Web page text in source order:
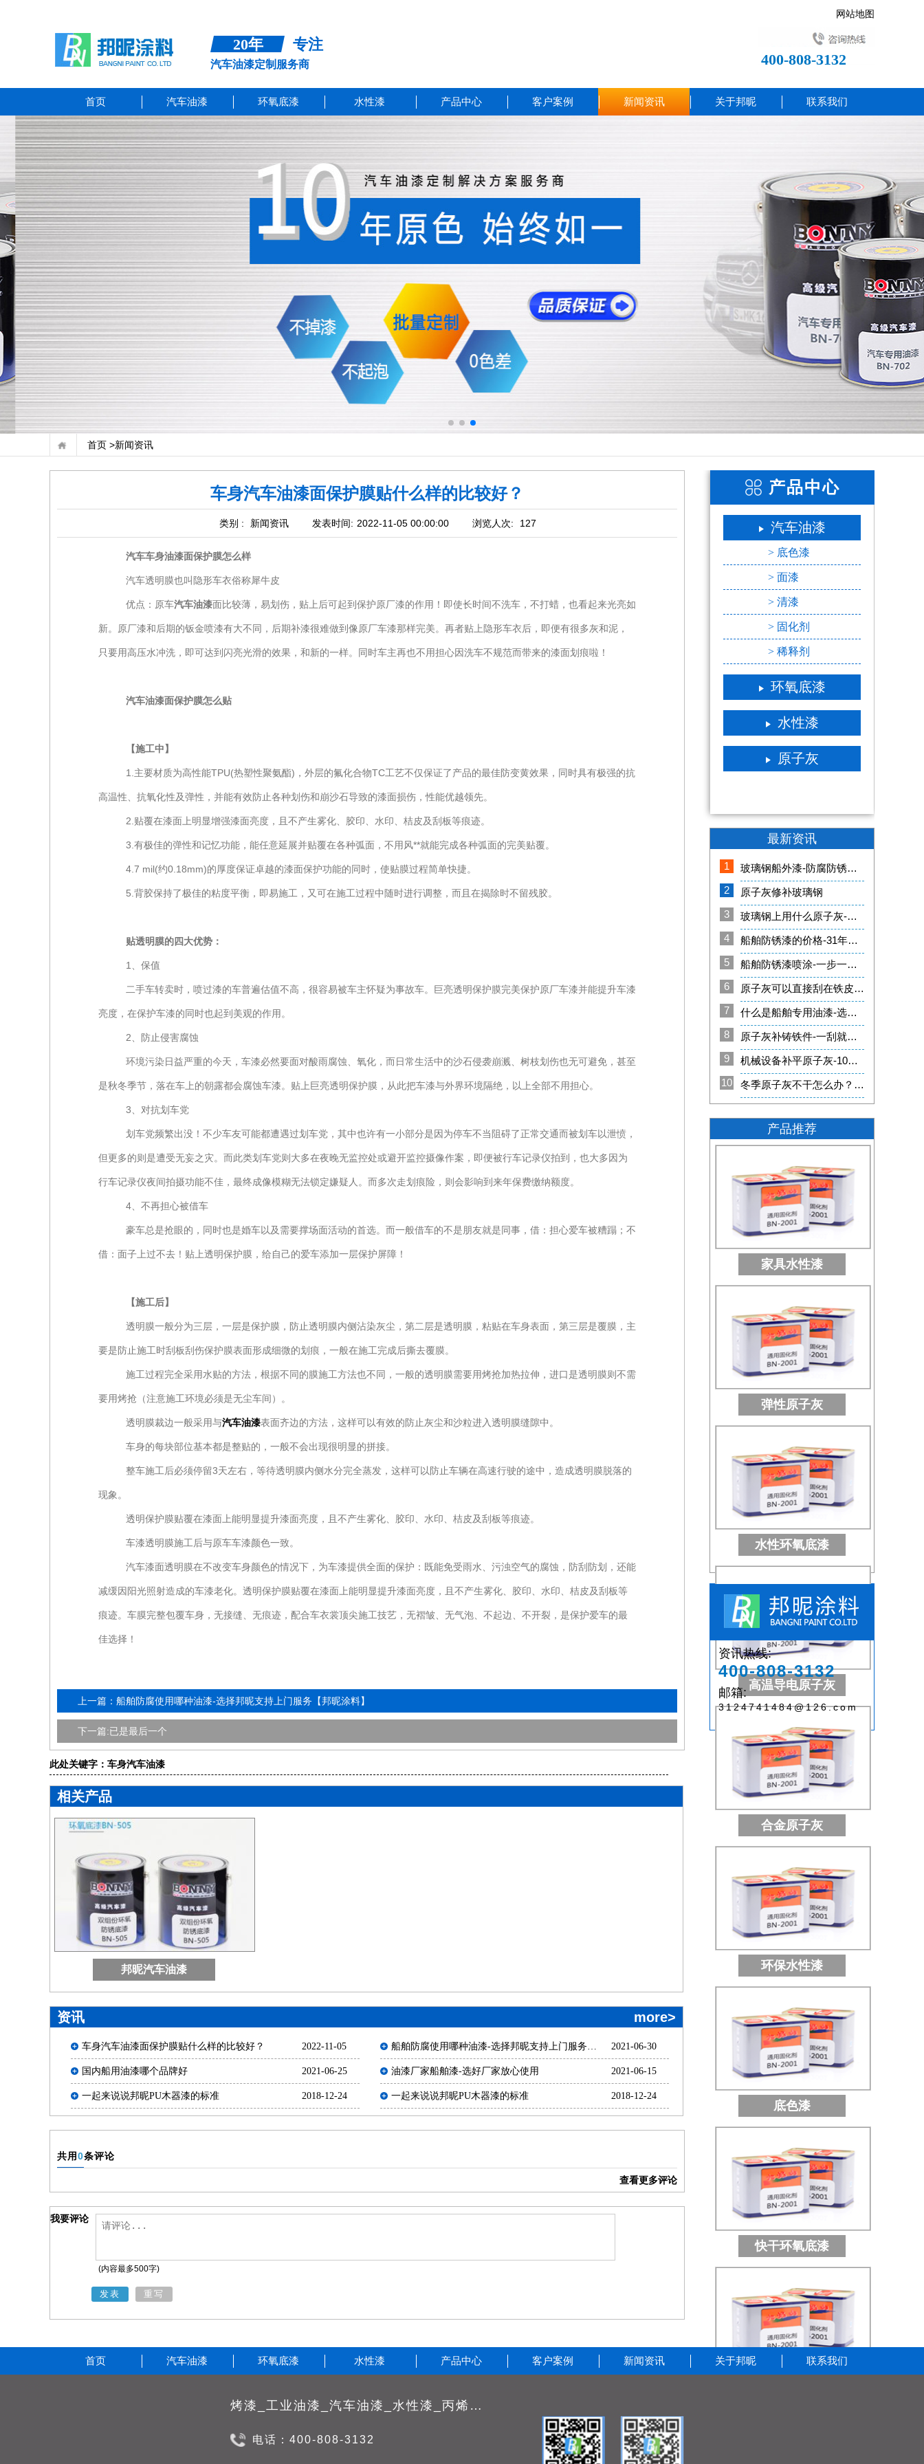
网站地图
20年 专注
汽车油漆定制服务商 400-808-3132
首页 汽车油漆 环氧底漆 水性漆 产品中心 客户案例 新闻资讯 关于邦昵 联系我们
首页 >新闻资讯
车身汽车油漆面保护膜贴什么样的比较好？
类别 : 新闻资讯 发表时间: 2022-11-05 00:00:00 浏览人次: 127
汽车车身油漆面保护膜怎么样
汽车透明膜也叫隐形车衣俗称犀牛皮
优点：原车汽车油漆面比较薄，易划伤，贴上后可起到保护原厂漆的作用！即使长时间不洗车，不打蜡，也看起来光亮如
新。原厂漆和后期的钣金喷漆有大不同，后期补漆很难做到像原厂车漆那样完美。再者贴上隐形车衣后，即便有很多灰和泥，
只要用高压水冲洗，即可达到闪亮光滑的效果，和新的一样。同时车主再也不用担心因洗车不规范而带来的漆面划痕啦！
汽车油漆面保护膜怎么贴
【施工中】
1.主要材质为高性能TPU(热塑性聚氨酯)，外层的氟化合物TC工艺不仅保证了产品的最佳防变黄效果，同时具有极强的抗
高温性、抗氧化性及弹性，并能有效防止各种划伤和崩沙石导致的漆面损伤，性能优越领先。
2.贴覆在漆面上明显增强漆面亮度，且不产生雾化、胶印、水印、桔皮及刮板等痕迹。
3.有极佳的弹性和记忆功能，能任意延展并贴覆在各种弧面，不用风**就能完成各种弧面的完美贴覆。
4.7 mil(约0.18mm)的厚度保证卓越的漆面保护功能的同时，使贴膜过程简单快捷。
5.背胶保持了极佳的粘度平衡，即易施工，又可在施工过程中随时进行调整，而且在揭除时不留残胶。
贴透明膜的四大优势：
1、保值
二手车转卖时，喷过漆的车普遍估值不高，很容易被车主怀疑为事故车。巨亮透明保护膜完美保护原厂车漆并能提升车漆
亮度，在保护车漆的同时也起到美观的作用。
2、防止侵害腐蚀
环境污染日益严重的今天，车漆必然要面对酸雨腐蚀、氧化，而日常生活中的沙石侵袭崩溅、树枝划伤也无可避免，甚至
是秋冬季节，落在车上的朝露都会腐蚀车漆。贴上巨亮透明保护膜，从此把车漆与外界环境隔绝，以上全部不用担心。
3、对抗划车党
划车党频繁出没！不少车友可能都遭遇过划车党，其中也许有一小部分是因为停车不当阻碍了正常交通而被划车以泄愤，
但更多的则是遭受无妄之灾。而此类划车党则大多在夜晚无监控处或避开监控摄像作案，即便被行车记录仪拍到，也大多因为
行车记录仪夜间拍摄功能不佳，最终成像模糊无法锁定嫌疑人。而多次走划痕险，则会影响到来年保费缴纳额度。
4、不再担心被借车
豪车总是抢眼的，同时也是婚车以及需要撑场面活动的首选。而一般借车的不是朋友就是同事，借：担心爱车被糟蹋；不
借：面子上过不去！贴上透明保护膜，给自己的爱车添加一层保护屏障！
【施工后】
透明膜一般分为三层，一层是保护膜，防止透明膜内侧沾染灰尘，第二层是透明膜，粘贴在车身表面，第三层是覆膜，主
要是防止施工时刮板刮伤保护膜表面形成细微的划痕，一般在施工完成后撕去覆膜。
施工过程完全采用水贴的方法，根据不同的膜施工方法也不同，一般的透明膜需要用烤抢加热拉伸，进口是透明膜则不需
要用烤抢（注意施工环境必须是无尘车间）。
透明膜裁边一般采用与汽车油漆表面齐边的方法，这样可以有效的防止灰尘和沙粒进入透明膜缝隙中。
车身的每块部位基本都是整贴的，一般不会出现很明显的拼接。
整车施工后必须停留3天左右，等待透明膜内侧水分完全蒸发，这样可以防止车辆在高速行驶的途中，造成透明膜脱落的
现象。
透明保护膜贴覆在漆面上能明显提升漆面亮度，且不产生雾化、胶印、水印、桔皮及刮板等痕迹。
车漆透明膜施工后与原车车漆颜色一致。
汽车漆面透明膜在不改变车身颜色的情况下，为车漆提供全面的保护：既能免受雨水、污浊空气的腐蚀，防刮防划，还能
减缓因阳光照射造成的车漆老化。透明保护膜贴覆在漆面上能明显提升漆面亮度，且不产生雾化、胶印、水印、桔皮及刮板等
痕迹。车膜完整包覆车身，无接缝、无痕迹，配合车衣裳顶尖施工技艺，无褶皱、无气泡、不起边、不开裂，是保护爱车的最
佳选择！
上一篇：船舶防腐使用哪种油漆-选择邦昵支持上门服务【邦昵涂料】
下一篇:已是最后一个
此处关键字：车身汽车油漆
相关产品
邦昵汽车油漆
资讯 more>
车身汽车油漆面保护膜贴什么样的比较好？ 2022-11-05 船舶防腐使用哪种油漆-选择邦昵支持上门服务
【邦昵涂料】
2021-06-30
国内船用油漆哪个品牌好 2021-06-25 油漆厂家船舶漆-选好厂家放心使用 2021-06-15
一起来说说邦昵PU木器漆的标准 2018-12-24 一起来说说邦昵PU木器漆的标准 2018-12-24
共用0条评论
查看更多评论
我要评论
(内容最多500字)
发表 重写
产品中心
汽车油漆
> 底色漆
> 面漆
> 清漆
> 固化剂
> 稀释剂
环氧底漆
水性漆
原子灰
最新资讯
1
玻璃钢船外漆-防腐防锈长期浸泡海水不变色[邦昵涂料]
2
原子灰修补玻璃钢
3
玻璃钢上用什么原子灰-好施工大面积涂刮[邦昵涂料]
4
船舶防锈漆的价格-31年实力厂家质量有保证[邦昵涂料]
5
船舶防锈漆喷涂-一步一步带你入行[邦昵涂料]
6
原子灰可以直接刮在铁皮上么？
7
什么是船舶专用油漆-选择31年实力老厂[邦昵涂料]
8
原子灰补铸铁件-一刮就平整好施工[邦昵涂料]
9
机械设备补平原子灰-10年不脱落[邦昵涂料]
10
冬季原子灰不干怎么办？-定制冬天用原子灰[邦昵涂料]
产品推荐
家具水性漆
弹性原子灰
水性环氧底漆
高温导电原子灰
合金原子灰
环保水性漆
底色漆
快干环氧底漆
资讯热线:
400-808-3132
邮箱:
3124741484@126.com
首页 汽车油漆 环氧底漆 水性漆 产品中心 客户案例 新闻资讯 关于邦昵 联系我们
烤漆_工业油漆_汽车油漆_水性漆_丙烯酸酯氨酯面漆-汽车漆批发厂家【邦昵涂料官网】
电话：400-808-3132